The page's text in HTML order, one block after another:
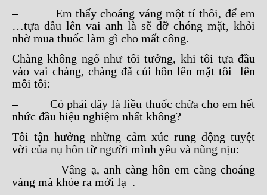
– Em thấy choáng váng một tí thôi, để em
…tựa đầu lên vai anh là sẽ đỡ chóng mặt, khỏi
nhờ mua thuốc làm gì cho mất công.
Chàng không ngố như tôi tưởng, khi tôi tựa đầu
vào vai chàng, chàng đã cúi hôn lên mặt tôi lên
môi tôi:
– Có phải đây là liều thuốc chữa cho em hết
nhức đầu hiệu nghiệm nhất không?
Tôi tận hưởng những cảm xúc rung động tuyệt
vời của nụ hôn từ người mình yêu và nũng nịu:
– Vâng ạ, anh càng hôn em càng choáng
váng mà khỏe ra mới lạ .